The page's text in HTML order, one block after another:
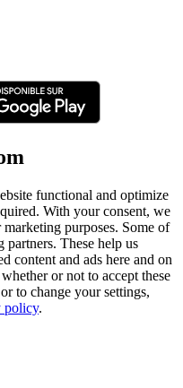
functional and optimize
With your consent, we
purposes. Some of
partners. These help us
content and ads here and on
or not to accept these
to change your settings,
policy.